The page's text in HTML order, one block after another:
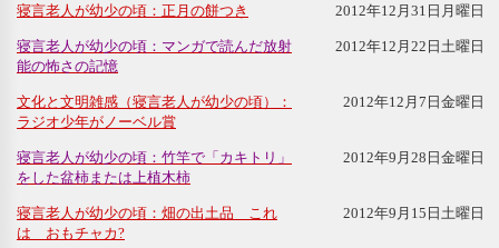
寝言老人が幼少の頃：正月の餅つき 2012年12月31日月曜日
寝言老人が幼少の頃：マンガで読んだ放射
能の怖さの記憶
2012年12月22日土曜日
文化と文明雑感（寝言老人が幼少の頃）：
ラジオ少年がノーベル賞
2012年12月7日金曜日
寝言老人が幼少の頃：竹竿で「カキトリ」
をした盆柿または上植木柿
2012年9月28日金曜日
寝言老人が幼少の頃：畑の出土品 これ
は おもチャカ?
2012年9月15日土曜日